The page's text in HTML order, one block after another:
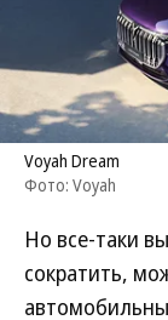
Voyah Dream
Фото: Voyah
Но все-таки
сократить,